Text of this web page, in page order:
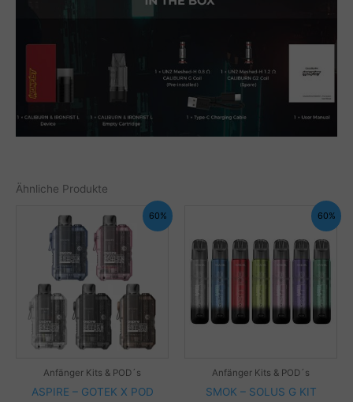
Ähnliche Produkte
60%
Anfänger Kits & POD´s
ASPIRE – GOTEK X POD
60%
Anfänger Kits & POD´s
SMOK – SOLUS G KIT